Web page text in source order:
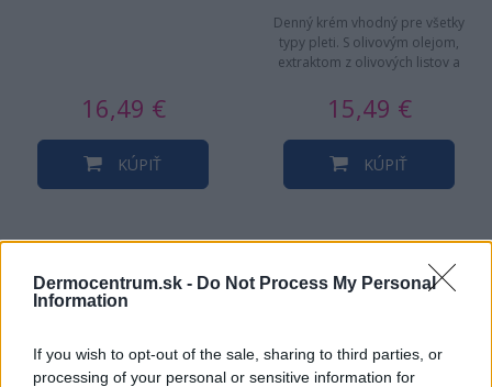
Dermocentrum.sk - Do Not Process My Personal
Information
If you wish to opt-out of the sale, sharing to third parties, or
processing of your personal or sensitive information for
16,49 €
KÚPIŤ
Denný krém vhodný pre všetky
typy pleti. S olivovým olejom,
extraktom z olivových listov a
15,49 €
KÚPIŤ
NAJNOVŠIE ČLÁNKY V
NAŠOM BLOGU